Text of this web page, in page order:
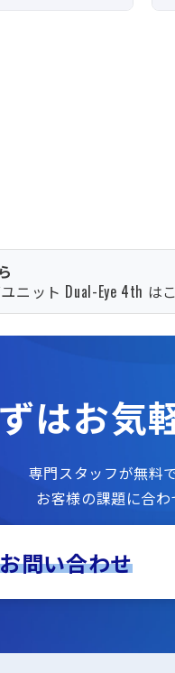
ニット Dual-Eye 4th は
はお気
専門スタッフが無料
お客様の課題に合わ
問い合わせ